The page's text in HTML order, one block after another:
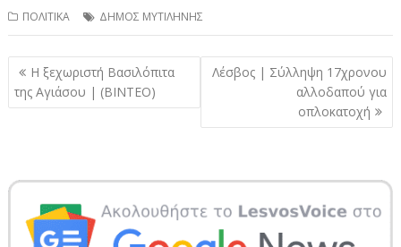
ΠΟΛΙΤΙΚΑ ΔΗΜΟΣ ΜΥΤΙΛΗΝΗΣ
Πλοήγηση
άρθρων
Η ξεχωριστή Βασιλόπιτα
της Αγιάσου | (ΒΙΝΤΕΟ)
Λέσβος | Σύλληψη 17χρονου
αλλοδαπού για
οπλοκατοχή